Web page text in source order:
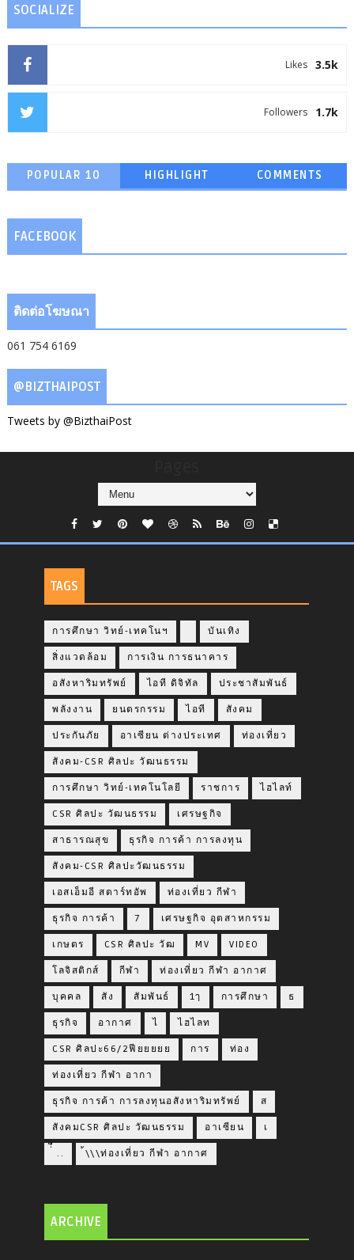
SOCIALIZE
3.5k
Likes
1.7k
Followers
POPULAR 10 HIGHLIGHT COMMENTS
FACEBOOK
ติดต่อโฆษณา
061 754 6169
@BIZTHAIPOST
Tweets by @BizthaiPost
TAGS
การศึกษา วิทย์-เทคโนฯ บันเทิง
สิ่งแวดล้อม การเงิน การธนาคาร
อสังหาริมทรัพย์ ไอที ดิจิทัล ประชาสัมพันธ์
พลังงาน ยนตรกรรม ไอที สังคม
ประกันภัย อาเซียน ต่างประเทศ ท่องเที่ยว
สังคม-CSR ศิลปะ วัฒนธรรม
การศึกษา วิทย์-เทคโนโลยี ราชการ ไฮไลท์
CSR ศิลปะ วัฒนธรรม เศรษฐกิจ
สาธารณสุข ธุรกิจ การค้า การลงทุน
สังคม-CSR ศิลปะวัฒนธรรม
เอสเอ็มอี สตาร์ทอัพ ท่องเที่ยว กีฬา
ธุรกิจ การค้า 7 เศรษฐกิจ อุตสาหกรรม
เกษตร CSR ศิลปะ วัฒ MV VIDEO
โลจิสติกส์ กีฬา ท่องเที่ยว กีฬา อากาศ
บุคคล สัง สัมพันธ์ 1ๅ การศึกษา ธ
ธุรกิจ อากาศ ไ ไฮไลท
CSR ศิลปะ66/2ฟียยยยย การ ท่อง
ท่องเที่ยว กีฬา อากา
ธุรกิจ การค้า การลงทุนอสังหาริมทรัพย์ ส
สังคมCSR ศิลปะ วัฒนธรรม อาเซียน เ
่่ื​ .. ้\\\ท่องเที่ยว กีฬา อากาศ
ARCHIVE